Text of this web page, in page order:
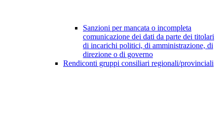
Sanzioni per mancata o incompleta
comunicazione dei dati da parte dei titolari
di incarichi politici, di amministrazione, di
direzione o di governo
Rendiconti gruppi consiliari regionali/provinciali